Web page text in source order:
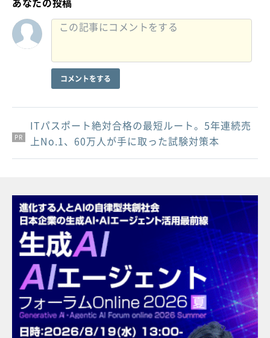
コメントをする
PR
PR
PR
ITパスポート絶対合格の最短ルート。5年連続売
上No.1、60万人が手に取った試験対策本